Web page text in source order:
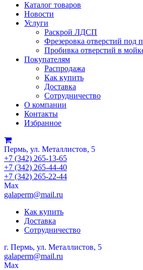
Каталог товаров
Новости
Услуги
Раскрой ЛДСП
Фрезеровка отверстий под
Пробивка отверстий в
Покупателям
Распродажа
Как купить
Доставка
Сотрудничество
О компании
Контакты
Избранное
Пермь, ул. Металлистов, 5
+7 (342) 265-13-65
+7 (342) 265-44-40
+7 (342) 265-22-44
Мах
galaperm@mail.ru
Как купить
Доставка
Сотрудничество
г. Пермь, ул. Металлистов, 5
galaperm@mail.ru
Мах